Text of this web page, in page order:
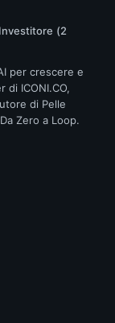
(2
per crescere e
di ICONI.CO,
di Pelle
Zero a Loop.